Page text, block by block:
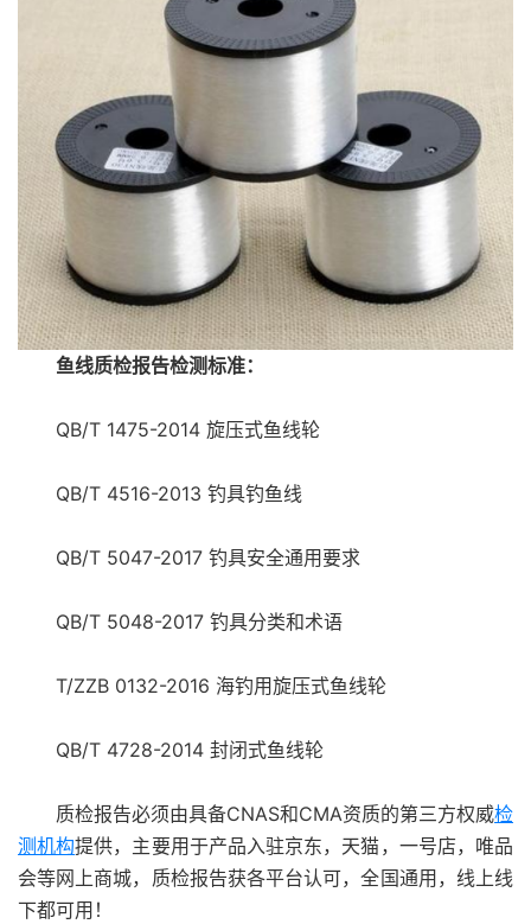
鱼线质检报告检测标准：
QB/T 1475-2014 旋压式鱼线轮
QB/T 4516-2013 钓具钓鱼线
QB/T 5047-2017 钓具安全通用要求
QB/T 5048-2017 钓具分类和术语
T/ZZB 0132-2016 海钓用旋压式鱼线轮
QB/T 4728-2014 封闭式鱼线轮
质检报告必须由具备CNAS和CMA资质的第三方权威检
测机构提供，主要用于产品入驻京东，天猫，一号店，唯品
会等网上商城，质检报告获各平台认可，全国通用，线上线
下都可用！